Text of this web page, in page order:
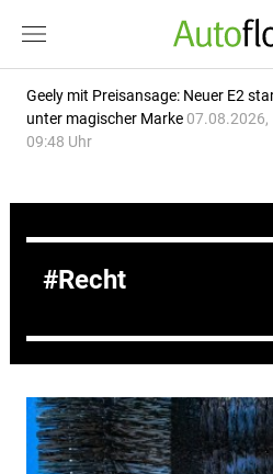
Geely mit Preisansage: Neuer E2
unter magischer Marke 07.08.2026,
09:48 Uhr
Recht